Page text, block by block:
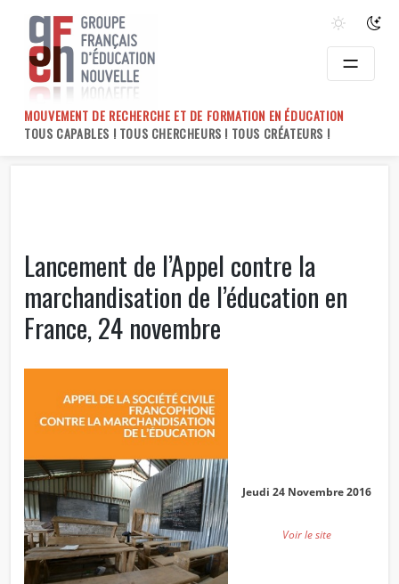
content
MOUVEMENT DE RECHERCHE ET DE FORMATION EN ÉDUCATION
TOUS CAPABLES ! TOUS CHERCHEURS ! TOUS CRÉATEURS !
Lancement de l’Appel contre la
marchandisation de l’éducation en
France, 24 novembre
Jeudi 24 Novembre 2016
Voir le site